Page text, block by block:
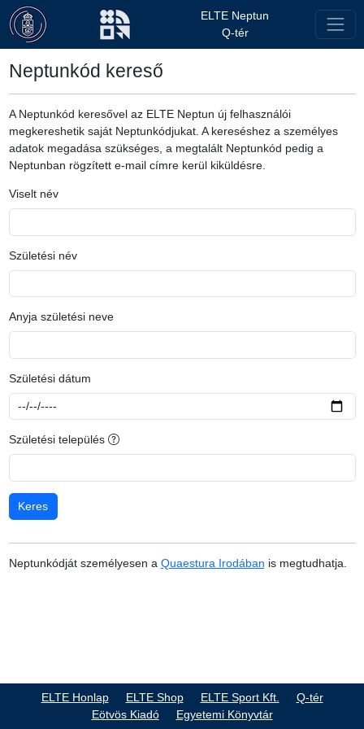
ELTE Neptun
Q-tér
Neptunkód kereső
A Neptunkód keresővel az ELTE Neptun új felhasználói
megkereshetik saját Neptunkódjukat. A kereséshez a személyes
adatok megadása szükséges, a megtalált Neptunkód pedig a
Neptunban rögzített e-mail címre kerül kiküldésre.
Viselt név
Születési név
Anyja születési neve
Születési dátum
Születési település
Neptunkódját személyesen a Quaestura Irodában is megtudhatja.
ELTE Honlap ELTE Shop ELTE Sport Kft.
Q-tér
Eötvös Kiadó
Egyetemi Könyvtár